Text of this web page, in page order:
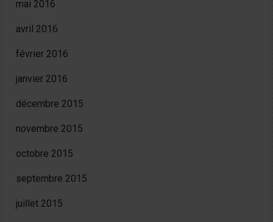
mai 2016
avril 2016
février 2016
janvier 2016
décembre 2015
novembre 2015
octobre 2015
septembre 2015
juillet 2015